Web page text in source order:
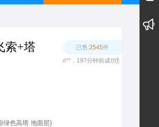
索+塔
已售:2545件
预订该产品 cevi**，197分钟前成功预订该产品 wujw**
，190分钟前成功预订该产品 ANGE**，191分钟
绿色高塔 地面层)